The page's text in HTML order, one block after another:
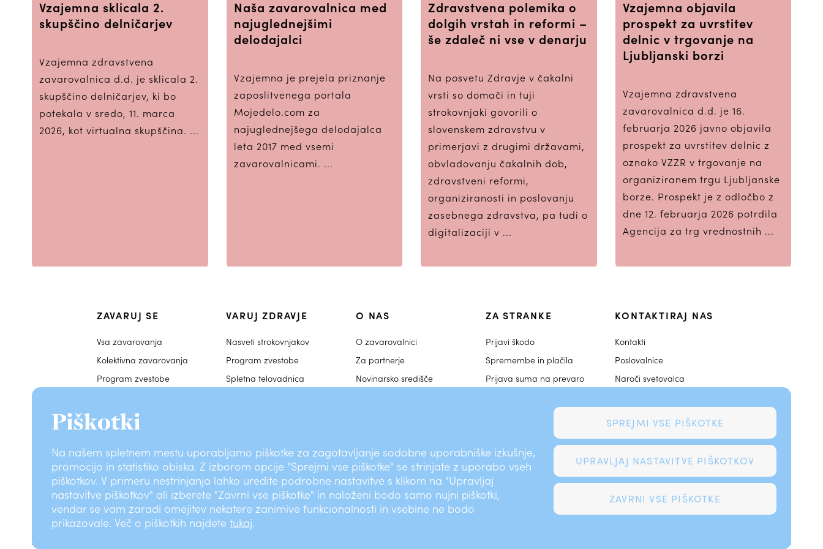
Piškotki
Na našem spletnem mestu uporabljamo piškotke za zagotavljanje sodobne uporabniške izkušnje,
promocijo in statistiko obiska. Z izborom opcije "Sprejmi vse piškotke" se strinjate z uporabo vseh
piškotkov. V primeru nestrinjanja lahko uredite podrobne nastavitve s klikom na "Upravljaj
nastavitve piškotkov" ali izberete "Zavrni vse piškotke" in naloženi bodo samo nujni piškotki,
vendar se vam zaradi omejitev nekatere zanimive funkcionalnosti in vsebine ne bodo
prikazovale. Več o piškotkih najdete tukaj.
SPREJMI VSE PIŠKOTKE
UPRAVLJAJ NASTAVITVE PIŠKOTKOV
ZAVRNI VSE PIŠKOTKE
Vzajemna sklicala 2.
skupščino delničarjev
Vzajemna zdravstvena
zavarovalnica d.d. je sklicala 2.
skupščino delničarjev, ki bo
potekala v sredo, 11. marca
2026, kot virtualna skupščina. ...
Naša zavarovalnica med
najuglednejšimi
delodajalci
Vzajemna je prejela priznanje
zaposlitvenega portala
Mojedelo.com za
najuglednejšega delodajalca
leta 2017 med vsemi
zavarovalnicami. ...
Zdravstvena polemika o
dolgih vrstah in reformi –
še zdaleč ni vse v denarju
Na posvetu Zdravje v čakalni
vrsti so domači in tuji
strokovnjaki govorili o
slovenskem zdravstvu v
primerjavi z drugimi državami,
obvladovanju čakalnih dob,
zdravstveni reformi,
organiziranosti in poslovanju
zasebnega zdravstva, pa tudi o
digitalizaciji v ...
Vzajemna objavila
prospekt za uvrstitev
delnic v trgovanje na
Ljubljanski borzi
Vzajemna zdravstvena
zavarovalnica d.d. je 16.
februarja 2026 javno objavila
prospekt za uvrstitev delnic z
oznako VZZR v trgovanje na
organiziranem trgu Ljubljanske
borze. Prospekt je z odločbo z
dne 12. februarja 2026 potrdila
Agencija za trg vrednostnih ...
ZAVARUJ SE
Vsa zavarovanja
Kolektivna zavarovanja
Program zvestobe
VARUJ ZDRAVJE
Nasveti strokovnjakov
Program zvestobe
Spletna telovadnica
O NAS
O zavarovalnici
Za partnerje
Novinarsko središče
ZA STRANKE
Prijavi škodo
Spremembe in plačila
Prijava suma na prevaro
Akcije in nagradne igre
O portalu Moj Varuh
zdravja
Pogosta vprašanja
KONTAKTIRAJ NAS
Kontakti
Poslovalnice
Naroči svetovalca
HR